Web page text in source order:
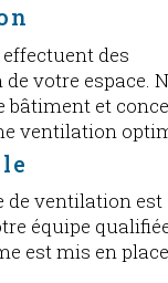
des
votre espace.
bâtiment et
ventilation
de ventilation est
équipe
est mis en